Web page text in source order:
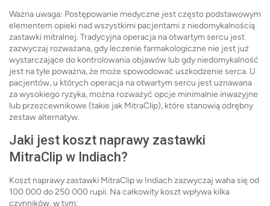
Ważna uwaga: Postępowanie medyczne jest często podstawowym
elementem opieki nad wszystkimi pacjentami z niedomykalnością
zastawki mitralnej. Tradycyjna operacja na otwartym sercu jest
zazwyczaj rozważana, gdy leczenie farmakologiczne nie jest już
wystarczające do kontrolowania objawów lub gdy niedomykalność
jest na tyle poważna, że ​​może spowodować uszkodzenie serca. U
pacjentów, u których operacja na otwartym sercu jest uznawana
za wysokiego ryzyka, można rozważyć opcje minimalnie inwazyjne
lub przezcewnikowe (takie jak MitraClip), które stanowią odrębny
zestaw alternatyw.
Jaki jest koszt naprawy zastawki
MitraClip w Indiach?
Koszt naprawy zastawki MitraClip w Indiach zazwyczaj waha się od
100 000 do 250 000 rupii. Na całkowity koszt wpływa kilka
czynników, w tym: